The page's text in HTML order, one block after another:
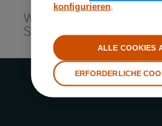
War dieser Artikel
Sie?
konfigurieren
ERFORDERLICHE
ALLE COOKIES